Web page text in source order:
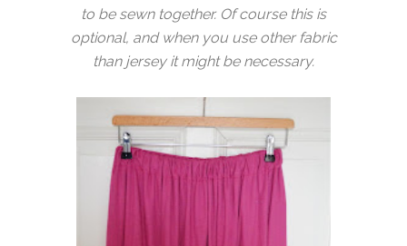
to be sewn together. Of course this is
optional, and when you use other fabric
than jersey it might be necessary.